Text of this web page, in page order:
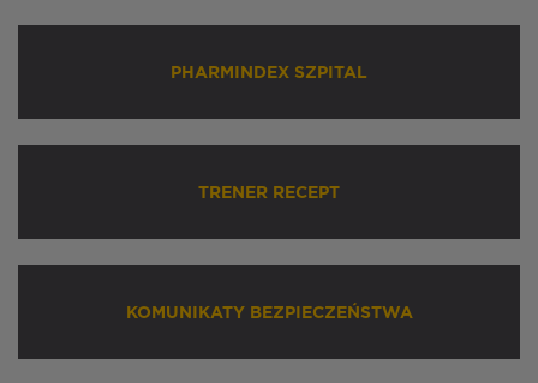
PHARMINDEX SZPITAL
TRENER RECEPT
KOMUNIKATY BEZPIECZEŃSTWA